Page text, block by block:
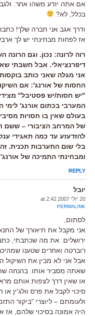
אם אתה יודע משהו אחר.
בכלל, לא?
ודרך אגב אני חברה שלך!
אז לפחות מבחינתי יש לך
רוה לרונה: נכון. וגם
דיפרנציאלי. אבל חשבתי
אני מגלה שאני כותב
החסות של אורנג': אם
"יש חסות/יש פסטיבל"
המערבי בכתום אורנג'
בעולם שאין בו חסויות
של המרחב הציבורי – ששם
להזדעזע עד כמה תאגידי
בלי שום התערבות תכנית.
ומבחינתי התמיכה של
REPLY
יובל
20 יולי 2007 at 2:42
PERMALINK
לסתום,
אני מקבל את תיאורך של
ירושלים. את מה שכתבתי,
רוברטה ואחרים שטענו
אבל אני לא מבין את השיקול
שאתה מסביר אותו. בהנחה
או שאין דרך לצפות אותם
סיכוי לקבל את פרס וולג'ין
ולעומתם – ליוצרי "ביקור
היה אמונה בסיכוי שלהם, אז